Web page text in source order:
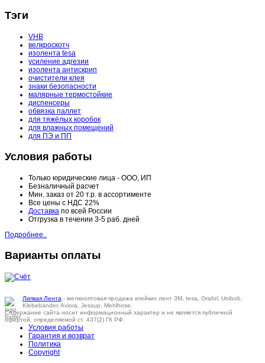
Тэги
VHB
велкроскотч
изолента tesa
усиление адгезии
изолента антискрип
очистители клея
знаки безопасности
малярные термостойкие
диспенсеры
обвязка паллет
для тяжёлых коробок
для влажных помещений
для ПЭ и ПП
Условия работы
Только юридические лица - ООО, ИП
Безналичный расчет
Мин. заказ от 20 т.р. в ассортименте
Все цены с НДС 22%
Доставка по всей России
Отгрузка в течении 3-5 раб. дней
Подробнее..
Варианты оплаты
Липкая Лента - мелкооптовая продажа клейких лент 3M, tesa, Orafol, Unibob,
Klebebander, Aviora, Jessup, Mehlhose.
Содержание сайта носит информационный характер и не является публичной
офертой, определяемой ст. 437(2) ГК РФ.
Условия работы
Гарантия и возврат
Политика
Copyright